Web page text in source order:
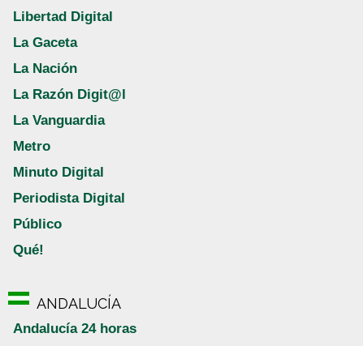
Libertad Digital
La Gaceta
La Nación
La Razón Digit@l
La Vanguardia
Metro
Minuto Digital
Periodista Digital
Público
Qué!
ANDALUCÍA
Andalucía 24 horas